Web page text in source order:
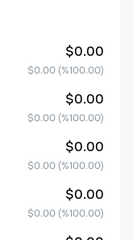
$0.00
$0.00 (%100.00)
$0.00
$0.00 (%100.00)
$0.00
$0.00 (%100.00)
$0.00
$0.00 (%100.00)